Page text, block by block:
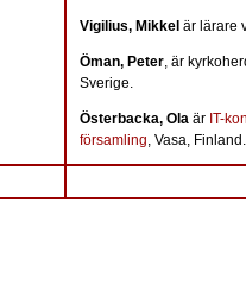
Vigilius, Mikkel är lärare
Öman, Peter, är
Sverige.
Österbacka, Ola är IT-
församling, Vasa, Finland.